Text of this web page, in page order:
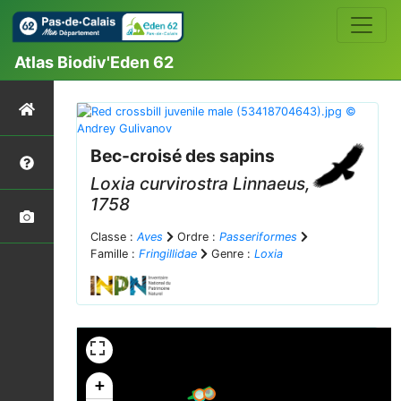
Atlas Biodiv'Eden 62
Bec-croisé des sapins
Loxia curvirostra Linnaeus,
1758
Classe : Aves Ordre : Passeriformes
Famille : Fringillidae Genre : Loxia
+